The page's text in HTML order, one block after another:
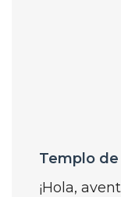
Templo
¡Hola,